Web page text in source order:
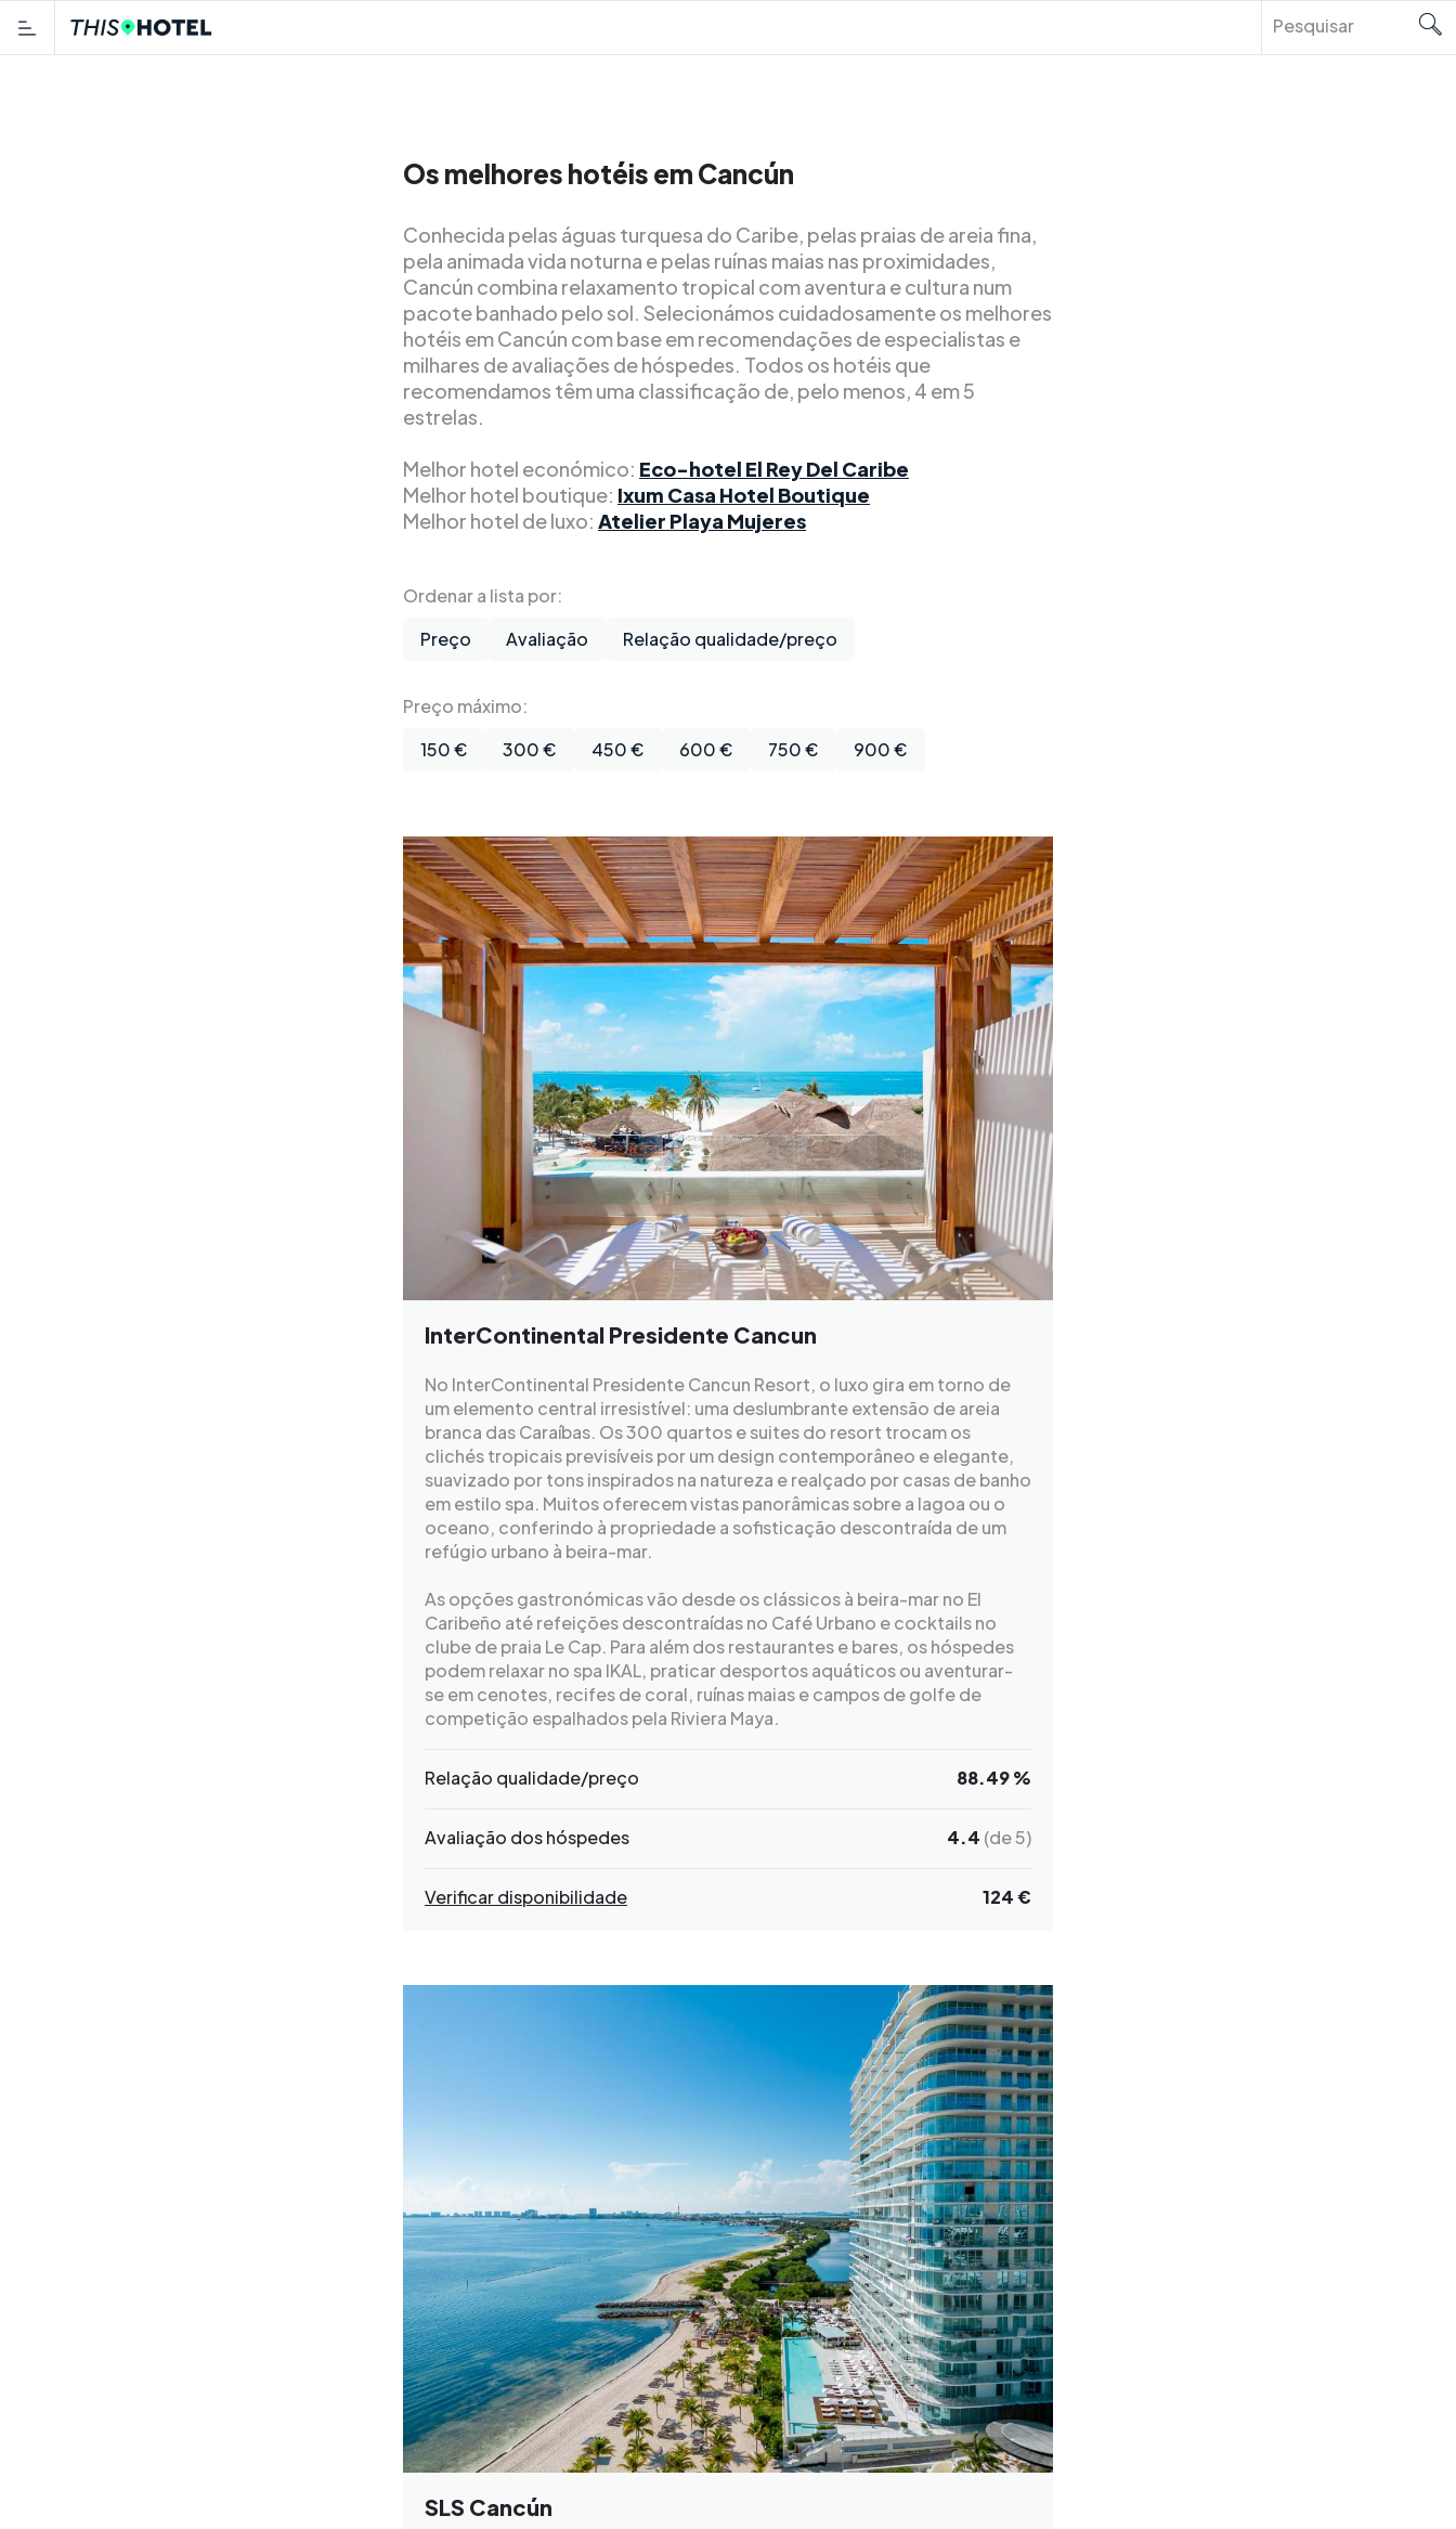
Os melhores hotéis em Cancún
Conhecida pelas águas turquesa do Caribe, pelas praias de areia fina,
pela animada vida noturna e pelas ruínas maias nas proximidades,
Cancún combina relaxamento tropical com aventura e cultura num
pacote banhado pelo sol. Selecionámos cuidadosamente os melhores
hotéis em Cancún com base em recomendações de especialistas e
milhares de avaliações de hóspedes. Todos os hotéis que
recomendamos têm uma classificação de, pelo menos, 4 em 5
estrelas.
Melhor hotel económico: Eco-hotel El Rey Del Caribe
Melhor hotel boutique: Ixum Casa Hotel Boutique
Melhor hotel de luxo: Atelier Playa Mujeres
Ordenar a lista por:
Preço
Avaliação Relação qualidade/preço
Preço máximo:
150 €
300 € 450 € 600 € 750 € 900 €
InterContinental Presidente Cancun
No InterContinental Presidente Cancun Resort, o luxo gira em torno de
um elemento central irresistível: uma deslumbrante extensão de areia
branca das Caraíbas. Os 300 quartos e suites do resort trocam os
clichés tropicais previsíveis por um design contemporâneo e elegante,
suavizado por tons inspirados na natureza e realçado por casas de banho
em estilo spa. Muitos oferecem vistas panorâmicas sobre a lagoa ou o
oceano, conferindo à propriedade a sofisticação descontraída de um
refúgio urbano à beira-mar.
As opções gastronómicas vão desde os clássicos à beira-mar no El
Caribeño até refeições descontraídas no Café Urbano e cocktails no
clube de praia Le Cap. Para além dos restaurantes e bares, os hóspedes
podem relaxar no spa IKAL, praticar desportos aquáticos ou aventurar-
se em cenotes, recifes de coral, ruínas maias e campos de golfe de
competição espalhados pela Riviera Maya.
Relação qualidade/preço 88.49 %
Avaliação dos hóspedes 4.4 (de 5)
Verificar disponibilidade 124 €
SLS Cancún